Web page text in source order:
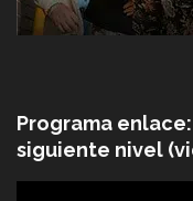
Programa
siguiente nivel